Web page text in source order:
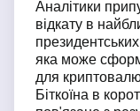
Аналітики
відкату в
яка може
для
Біткоїна в